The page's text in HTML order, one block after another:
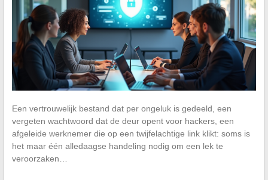
Een vertrouwelijk bestand dat per ongeluk is gedeeld, een
vergeten wachtwoord dat de deur opent voor hackers, een
afgeleide werknemer die op een twijfelachtige link klikt: soms is
het maar één alledaagse handeling nodig om een lek te
veroorzaken…